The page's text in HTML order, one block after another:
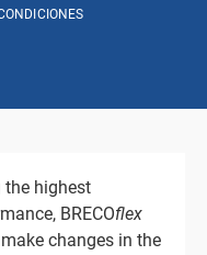
the highest
BRECOflex
changes in the